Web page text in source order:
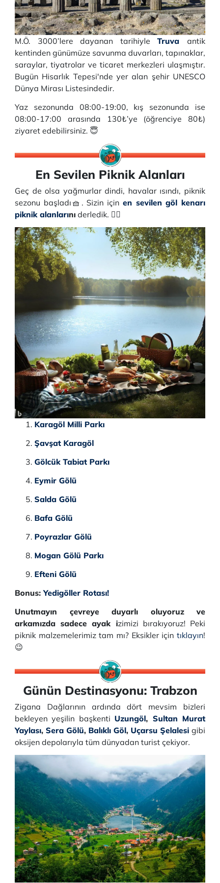
M.Ö. 3000’lere dayanan tarihiyleTruva
antik
kentinden günümüze savunma duvarları, tapınaklar,
saraylar, tiyatrolar ve ticaret merkezleri ulaşmıştır.
Bugün Hisarlık Tepesi'nde yer alan şehir UNESCO
Dünya Mirası Listesindedir.
Yaz sezonunda 08:00-19:00, kış sezonunda ise
08:00-17:00 arasında 130₺’ye (öğrenciye 80₺)
ziyaret edebilirsiniz. 😇
En Sevilen Piknik Alanları
Geç de olsa yağmurlar dindi, havalar ısındı, piknik
sezonu başladı🧺. Sizin için en sevilen göl kenarı
piknik alanlarını derledik. 👇🏻
Karagöl Milli Parkı
Şavşat Karagöl
Gölcük Tabiat Parkı
Eymir Gölü
Salda Gölü
Bafa Gölü
Poyrazlar Gölü
Mogan Gölü Parkı
Efteni Gölü
Bonus:Yedigöller Rotası!
Unutmayın çevreye duyarlı oluyoruz ve
arkamızda sadece ayak izimizi bırakıyoruz! Peki
piknik malzemelerimiz tam mı? Eksikler için tıklayın!
😉
Günün Destinasyonu: Trabzon
Zigana Dağlarının ardında dört mevsim bizleri
bekleyen yeşilin başkenti Uzungöl, Sultan Murat
Yaylası, Sera Gölü, Balıklı Göl, Uçarsu Şelalesi gibi
oksijen depolarıyla tüm dünyadan turist çekiyor.